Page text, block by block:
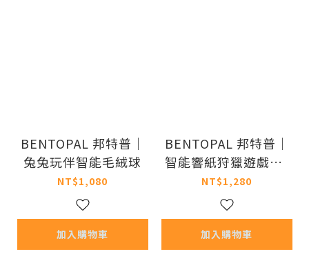
BENTOPAL 邦特普｜
兔兔玩伴智能毛絨球
NT$1,080
加入購物車
BENTOPAL 邦特普｜
智能響紙狩獵遊戲墊-
藍色星星款
NT$1,280
加入購物車